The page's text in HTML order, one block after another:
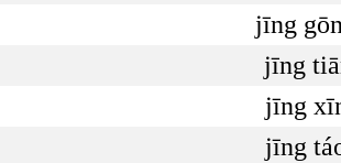
jīng
jīng
jīng
jīng